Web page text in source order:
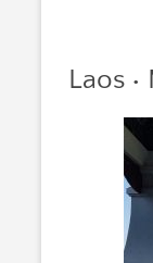
Laos